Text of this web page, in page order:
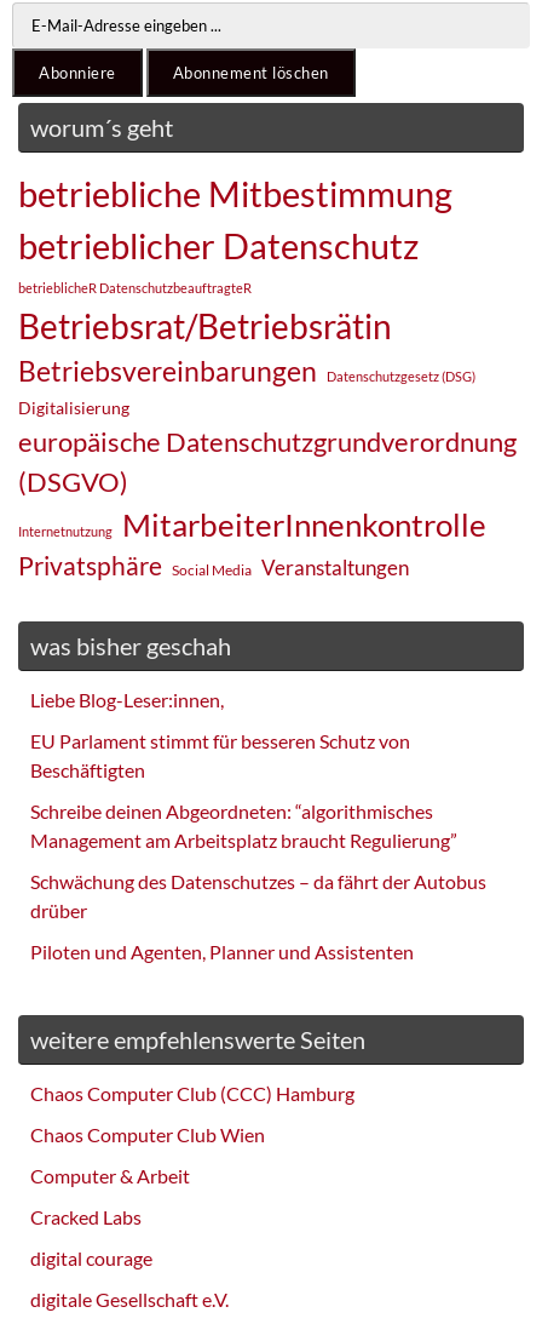
worum´s geht
betriebliche Mitbestimmung
betrieblicher Datenschutz
betrieblicheR DatenschutzbeauftragteR
Betriebsrat/Betriebsrätin
Betriebsvereinbarungen Datenschutzgesetz (DSG)
Digitalisierung
europäische Datenschutzgrundverordnung
(DSGVO)
Internetnutzung MitarbeiterInnenkontrolle
Privatsphäre Social Media Veranstaltungen
was bisher geschah
Liebe Blog-Leser:innen,
EU Parlament stimmt für besseren Schutz von
Beschäftigten
Schreibe deinen Abgeordneten: “algorithmisches
Management am Arbeitsplatz braucht Regulierung”
Schwächung des Datenschutzes – da fährt der Autobus
drüber
Piloten und Agenten, Planner und Assistenten
weitere empfehlenswerte Seiten
Chaos Computer Club (CCC) Hamburg
Chaos Computer Club Wien
Computer & Arbeit
Cracked Labs
digital courage
digitale Gesellschaft e.V.